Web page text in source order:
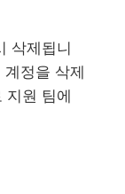
삭제됩니
정을 삭제
지원 팀에